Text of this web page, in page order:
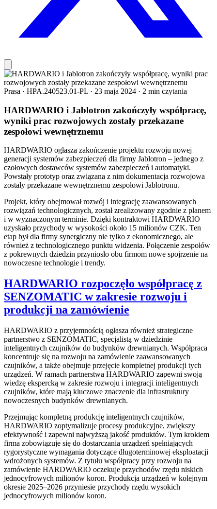
Prasa · HPA.240523.01-PL · 23 maja 2024 · 2 min czytania
HARDWARIO i Jablotron zakończyły współpracę,
wyniki prac rozwojowych zostały przekazane
zespołowi wewnętrznemu
HARDWARIO ogłasza zakończenie projektu rozwoju nowej
generacji systemów zabezpieczeń dla firmy Jablotron – jednego z
czołowych dostawców systemów zabezpieczeń i automatyki.
Powstały prototyp oraz związana z nim dokumentacja rozwojowa
zostały przekazane wewnętrznemu zespołowi Jablotronu.
Projekt, który obejmował rozwój i integrację zaawansowanych
rozwiązań technologicznych, został zrealizowany zgodnie z planem
i w wyznaczonym terminie. Dzięki kontraktowi HARDWARIO
uzyskało przychody w wysokości około 15 milionów CZK. Ten
etap był dla firmy synergiczny nie tylko z ekonomicznego, ale
również z technologicznego punktu widzenia. Połączenie zespołów
z pokrewnych dziedzin przyniosło obu firmom nowe spojrzenie na
nowoczesne technologie i trendy.
HARDWARIO rozpoczęło współpracę z
SENZOMATIC w zakresie rozwoju i
produkcji na zamówienie
HARDWARIO z przyjemnością ogłasza również strategiczne
partnerstwo z SENZOMATIC, specjalistą w dziedzinie
inteligentnych czujników do budynków drewnianych. Współpraca
koncentruje się na rozwoju na zamówienie zaawansowanych
czujników, a także obejmuje przejęcie kompletnej produkcji tych
urządzeń. W ramach partnerstwa HARDWARIO zapewni swoją
wiedzę ekspercką w zakresie rozwoju i integracji inteligentnych
czujników, które mają kluczowe znaczenie dla infrastruktury
nowoczesnych budynków drewnianych.
Przejmując kompletną produkcję inteligentnych czujników,
HARDWARIO zoptymalizuje procesy produkcyjne, zwiększy
efektywność i zapewni najwyższą jakość produktów. Tym krokiem
firma zobowiązuje się do dostarczania urządzeń spełniających
rygorystyczne wymagania dotyczące długoterminowej eksploatacji
wdrożonych systemów. Z tytułu współpracy przy rozwoju na
zamówienie HARDWARIO oczekuje przychodów rzędu niskich
jednocyfrowych milionów koron. Produkcja urządzeń w kolejnym
okresie 2025–2026 przyniesie przychody rzędu wysokich
jednocyfrowych milionów koron.